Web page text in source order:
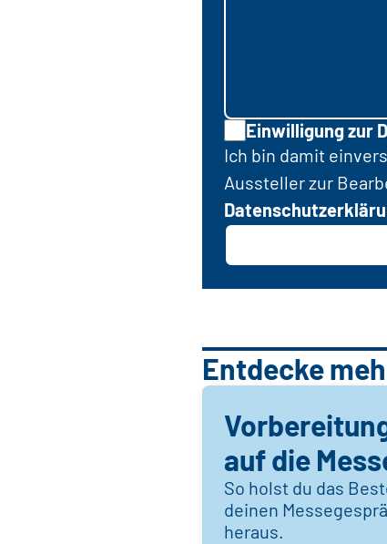
Einwilligung zur
Ich bin damit
Aussteller zur
Entdecke
auf die
So holst du das
deinen
heraus.